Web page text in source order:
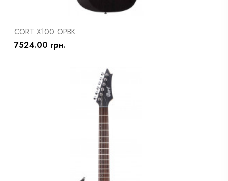
CORT X100 OPBK
7524.00 грн.